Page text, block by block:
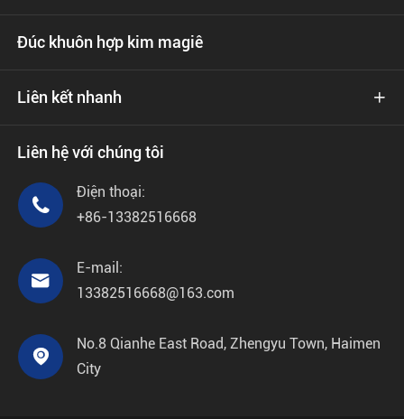
Đúc khuôn hợp kim magiê
Liên kết nhanh 
Liên hệ với chúng tôi

Điện thoại:
+86-13382516668

E-mail:
13382516668@163.com

No.8 Qianhe East Road, Zhengyu Town, Haimen
City